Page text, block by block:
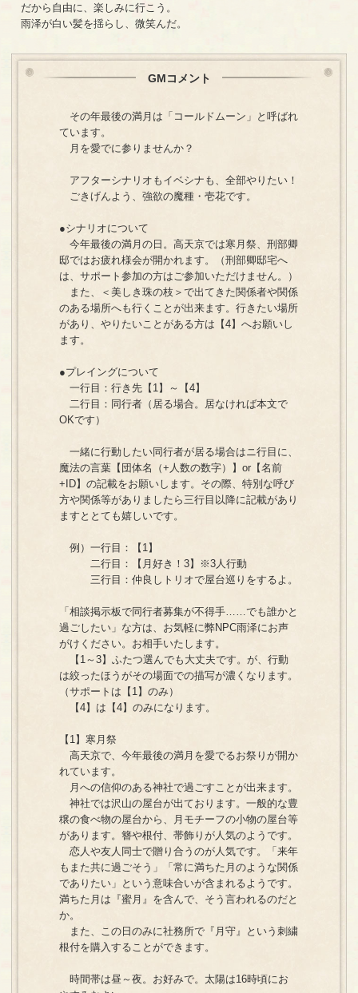
だから自由に、楽しみに行こう。
雨泽が白い髪を揺らし、微笑んだ。
GMコメント
その年最後の満月は「コールドムーン」と呼ばれ
ています。
月を愛でに参りませんか？
アフターシナリオもイベシナも、全部やりたい！
ごきげんよう、強欲の魔種・壱花です。
●シナリオについて
今年最後の満月の日。高天京では寒月祭、刑部卿
邸ではお疲れ様会が開かれます。（刑部卿邸宅へ
は、サポート参加の方はご参加いただけません。）
また、＜美しき珠の枝＞で出てきた関係者や関係
のある場所へも行くことが出来ます。行きたい場所
があり、やりたいことがある方は【4】へお願いし
ます。
●プレイングについて
一行目：行き先【1】～【4】
二行目：同行者（居る場合。居なければ本文で
OKです）
一緒に行動したい同行者が居る場合はニ行目に、
魔法の言葉【団体名（+人数の数字）】or【名前
+ID】の記載をお願いします。その際、特別な呼び
方や関係等がありましたら三行目以降に記載があり
ますととても嬉しいです。
例）一行目：【1】
二行目：【月好き！3】※3人行動
三行目：仲良しトリオで屋台巡りをするよ。
「相談掲示板で同行者募集が不得手……でも誰かと
過ごしたい」な方は、お気軽に弊NPC雨泽にお声
がけください。お相手いたします。
【1～3】ふたつ選んでも大丈夫です。が、行動
は絞ったほうがその場面での描写が濃くなります。
（サポートは【1】のみ）
【4】は【4】のみになります。
【1】寒月祭
高天京で、今年最後の満月を愛でるお祭りが開か
れています。
月への信仰のある神社で過ごすことが出来ます。
神社では沢山の屋台が出ております。一般的な豊
穣の食べ物の屋台から、月モチーフの小物の屋台等
があります。簪や根付、帯飾りが人気のようです。
恋人や友人同士で贈り合うのが人気です。「来年
もまた共に過ごそう」「常に満ちた月のような関係
でありたい」という意味合いが含まれるようです。
満ちた月は『蜜月』を含んで、そう言われるのだと
か。
また、この日のみに社務所で『月守』という刺繍
根付を購入することができます。
時間帯は昼～夜。お好みで。太陽は16時頃にお